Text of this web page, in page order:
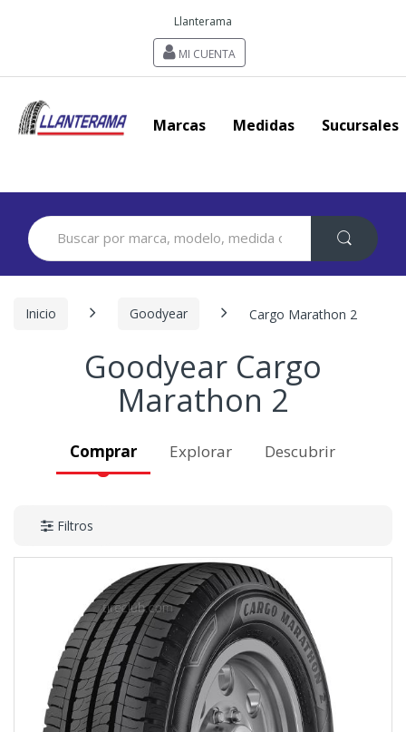
Llanterama
MI CUENTA
Marcas Medidas Sucursales
Search
for:
Inicio Goodyear Cargo Marathon 2
Goodyear Cargo
Marathon 2
Comprar Explorar Descubrir
Filtros